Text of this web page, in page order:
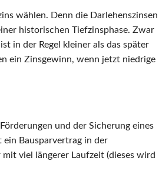
wählen. Denn die Darlehenszinsen
historischen Tiefzinsphase. Zwar
in der Regel kleiner als das später
ein Zinsgewinn, wenn jetzt niedrige
und der Sicherung eines
Bausparvertrag in der
viel längerer Laufzeit (dieses wird